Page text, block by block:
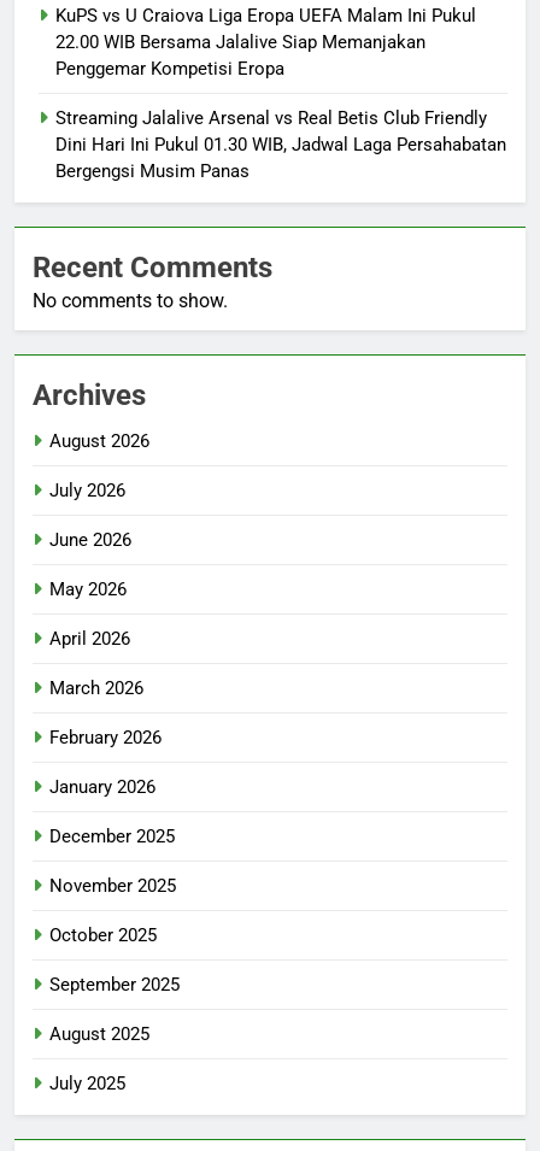
KuPS vs U Craiova Liga Eropa UEFA Malam Ini Pukul
22.00 WIB Bersama Jalalive Siap Memanjakan
Penggemar Kompetisi Eropa
Streaming Jalalive Arsenal vs Real Betis Club Friendly
Dini Hari Ini Pukul 01.30 WIB, Jadwal Laga Persahabatan
Bergengsi Musim Panas
Recent Comments
No comments to show.
Archives
August 2026
July 2026
June 2026
May 2026
April 2026
March 2026
February 2026
January 2026
December 2025
November 2025
October 2025
September 2025
August 2025
July 2025